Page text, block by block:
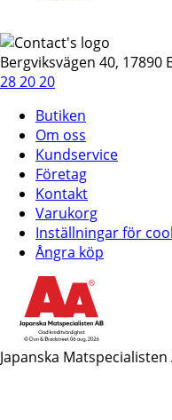
Bergviksvägen 40, 17890
28 20 20
Butiken
Om oss
Kundservice
Företag
Kontakt
Varukorg
Inställningar för
Ångra köp
Japanska